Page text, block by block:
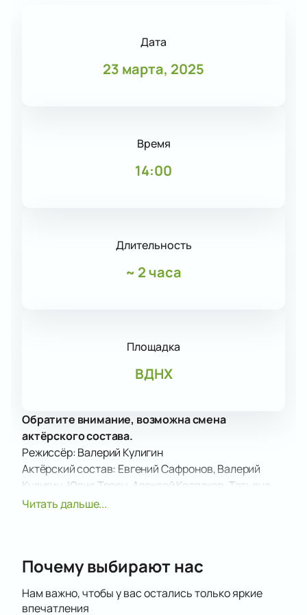
Дата
23 марта, 2025
Время
14:00
Длительность
~ 2 часа
Площадка
ВДНХ
Обратите внимание, возможна смена
актёрского состава.
Режиссёр: Валерий Кулигин
Актёрский состав: Евгений Сафронов, Валерий
Кулигин, Юлия Троян, Алексей Колпаков, Татьяна
Садовая, Елена Иванова, Евгений Горбачук
леса, где обитают знакомые с детства персонажи:
Котом. Это увлекательная история о том, как
Читать дальше...
Почему выбирают нас
Нам важно, чтобы у вас остались только яркие
впечатления